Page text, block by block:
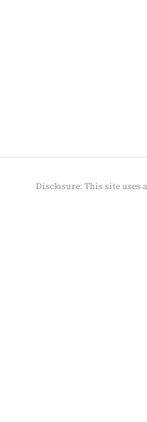
Disclosure: This site uses